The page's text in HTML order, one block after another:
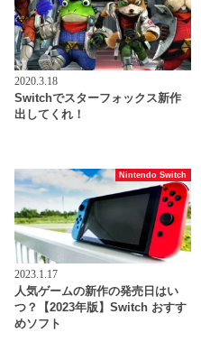
2020.3.18
Switchでスターフォックス新作
出してくれ！
Nintendo Switch
2023.1.17
人気ゲームの新作の発売日はい
つ？【2023年版】Switch おすす
めソフト